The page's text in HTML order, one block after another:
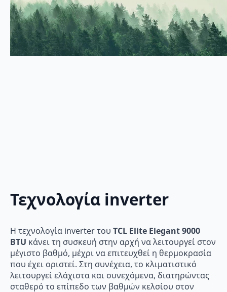
Τεχνολογία inverter
Η τεχνολογία inverter του TCL Elite Elegant 9000
BTU κάνει τη συσκευή στην αρχή να λειτουργεί στον
μέγιστο βαθμό, μέχρι να επιτευχθεί η θερμοκρασία
που έχει οριστεί. Στη συνέχεια, το κλιματιστικό
λειτουργεί ελάχιστα και συνεχόμενα, διατηρώντας
σταθερό το επίπεδο των βαθμών κελσίου στον